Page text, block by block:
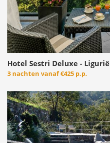
Hotel Sestri Deluxe - Ligurië
3 nachten vanaf€425 p.p.